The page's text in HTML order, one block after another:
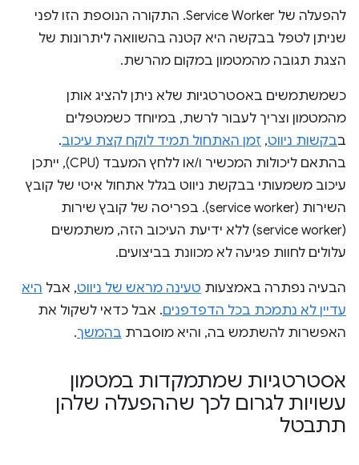
להפעלה של Service Worker. התקורה הנוספת הזו לפני
שניתן לטפל בבקשה היא קטנה בהשוואה ליתרונות של
הצגת תגובה מהמטמון במקום מהרשת.
כשמשתמשים באסטרטגיות שלא ניתן להציג אותן
מהמטמון וצריך לעבור לרשת, במיוחד כשמטפלים
בבקשות ניווט, זמן האתחול תמיד לוקח קצת עיכוב.
בהתאם ליכולות המכשיר ו/או ללחץ המעבד (CPU), ייתכן
עיכוב משמעותי בבקשת ניווט בגלל אתחול איטי של קובץ
השירות (service worker). בפריסה של קובץ שירות
(service worker) ללא ידיעת העיכוב הזה, משתמשים
עלולים לחוות פגיעה לא מכוונת בביצועים.
הבעיה נפתרה באמצעות טעינה מראש של ניווט, אבל היא
עדיין לא נתמכת בכל הדפדפנים. אבל כדאי לשקול את
האפשרות להשתמש בה, והיא מוסברת בהמשך.
אסטרטגיות שמתמקדות במטמון
עשויות לגרום לכך שההפעלה שלהן
תתבטל